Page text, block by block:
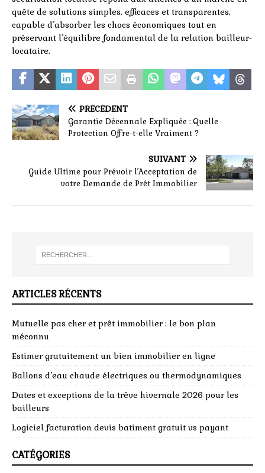
quête de solutions simples, efficaces et transparentes,
capable d’absorber les chocs économiques tout en
préservant l’équilibre fondamental de la relation bailleur-
locataire.
PRÉCÉDENT
Garantie Décennale Expliquée : Quelle
Protection Offre-t-elle Vraiment ?
SUIVANT
Guide Ultime pour Prévoir l’Acceptation de
votre Demande de Prêt Immobilier
ARTICLES RÉCENTS
Mutuelle pas cher et prêt immobilier : le bon plan
méconnu
Estimer gratuitement un bien immobilier en ligne
Ballons d’eau chaude électriques ou thermodynamiques
Dates et exceptions de la trêve hivernale 2026 pour les
bailleurs
Logiciel facturation devis batiment gratuit vs payant
CATÉGORIES